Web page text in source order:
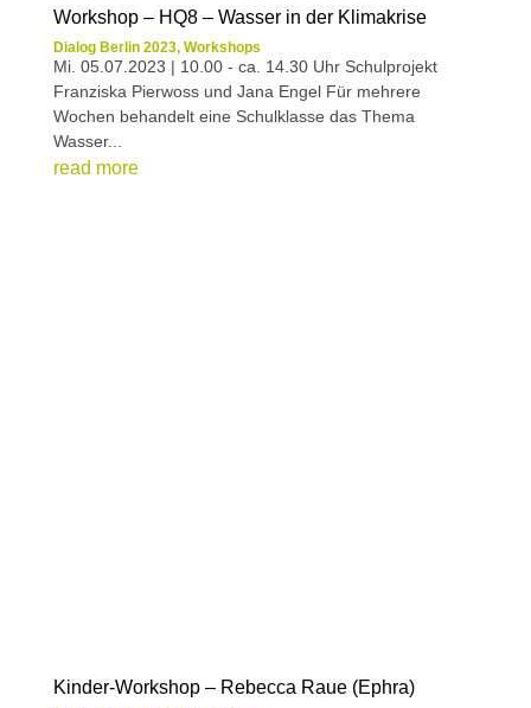
Workshop – HQ8 – Wasser in der Klimakrise
Dialog Berlin 2023, Workshops
Mi. 05.07.2023 | 10.00 - ca. 14.30 Uhr Schulprojekt
Franziska Pierwoss und Jana Engel Für mehrere
Wochen behandelt eine Schulklasse das Thema
Wasser...
read more
Kinder-Workshop – Rebecca Raue (Ephra)